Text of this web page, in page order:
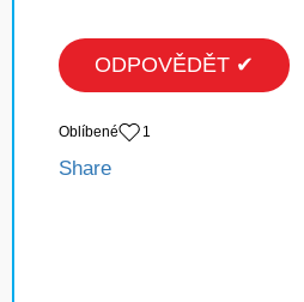
ODPOVĚDĚT ✔
Oblíbené 1
Share